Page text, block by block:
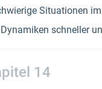
Situationen
schneller
14